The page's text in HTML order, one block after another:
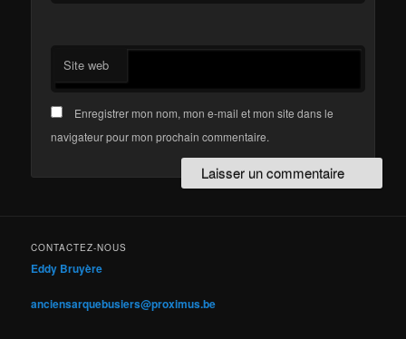
Site web
Enregistrer mon nom, mon e-mail et mon site dans le
navigateur pour mon prochain commentaire.
CONTACTEZ-NOUS
Eddy Bruyère
anciensarquebusiers@proximus.be